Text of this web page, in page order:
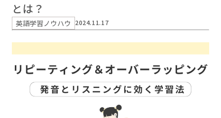
とは？
英語学習ノウハウ 2024.11.17